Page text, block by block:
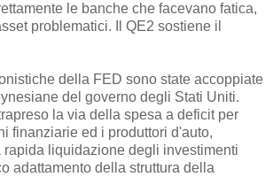
le banche che facevano fatica,
problematici. Il QE2 sostiene il
della FED sono state accoppiate
del governo degli Stati Uniti.
la via della spesa a deficit per
finanziarie ed i produttori d'auto,
liquidazione degli investimenti
adattamento della struttura della